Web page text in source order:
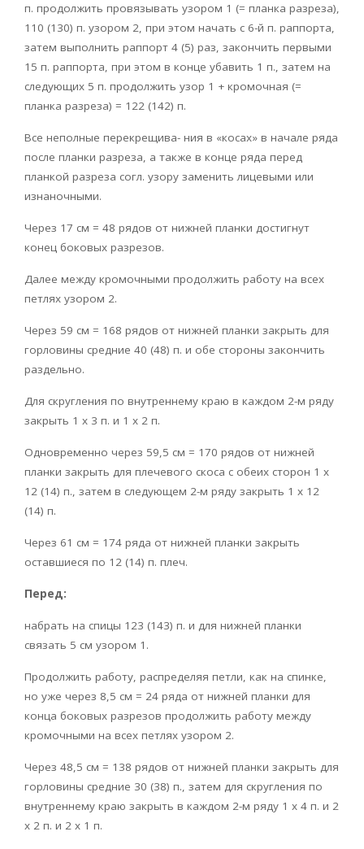
п. продолжить провязывать узором 1 (= планка разреза),
110 (130) п. узором 2, при этом начать с 6-й п. раппорта,
затем выполнить раппорт 4 (5) раз, закончить первыми
15 п. раппорта, при этом в конце убавить 1 п., затем на
следующих 5 п. продолжить узор 1 + кромочная (=
планка разреза) = 122 (142) п.
Все неполные перекрещива- ния в «косах» в начале ряда
после планки разреза, а также в конце ряда перед
планкой разреза согл. узору заменить лицевыми или
изнаночными.
Через 17 см = 48 рядов от нижней планки достигнут
конец боковых разрезов.
Далее между кромочными продолжить работу на всех
петлях узором 2.
Через 59 см = 168 рядов от нижней планки закрыть для
горловины средние 40 (48) п. и обе стороны закончить
раздельно.
Для скругления по внутреннему краю в каждом 2-м ряду
закрыть 1 х 3 п. и 1 х 2 п.
Одновременно через 59,5 см = 170 рядов от нижней
планки закрыть для плечевого скоса с обеих сторон 1 х
12 (14) п., затем в следующем 2-м ряду закрыть 1 х 12
(14) п.
Через 61 см = 174 ряда от нижней планки закрыть
оставшиеся по 12 (14) п. плеч.
Перед:
набрать на спицы 123 (143) п. и для нижней планки
связать 5 см узором 1.
Продолжить работу, распределяя петли, как на спинке,
но уже через 8,5 см = 24 ряда от нижней планки для
конца боковых разрезов продолжить работу между
кромочными на всех петлях узором 2.
Через 48,5 см = 138 рядов от нижней планки закрыть для
горловины средние 30 (38) п., затем для скругления по
внутреннему краю закрыть в каждом 2-м ряду 1 х 4 п. и 2
х 2 п. и 2 х 1 п.